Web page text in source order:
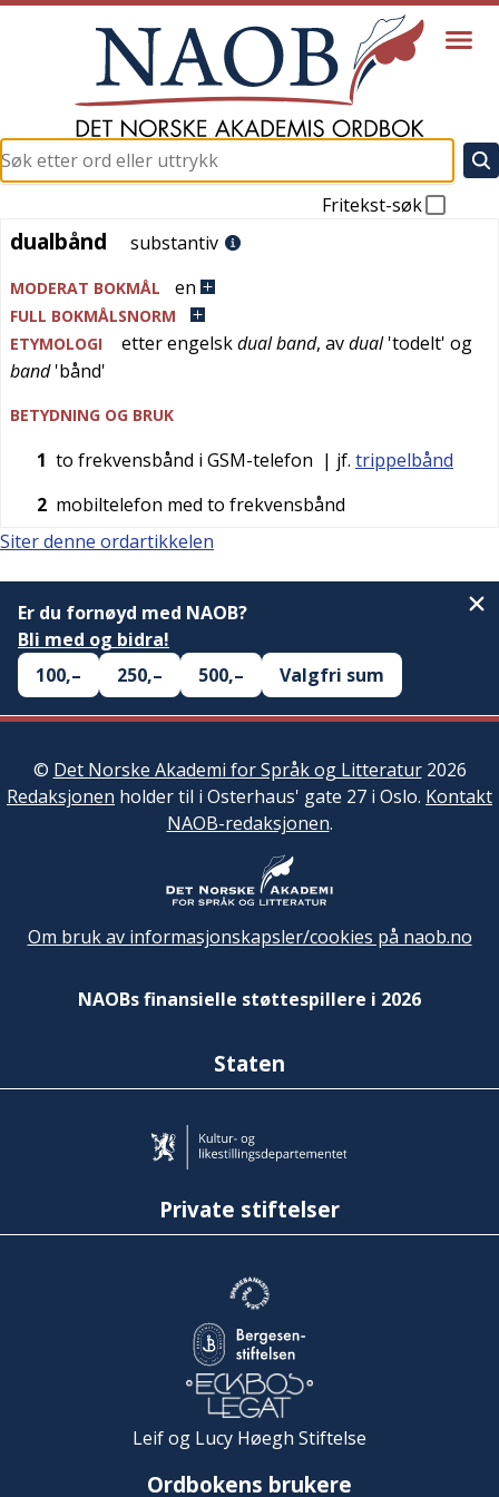
Fritekst-søk
dualbånd
dualbånd substantiv
MODERAT BOKMÅL en
FULL BOKMÅLSNORM
ETYMOLOGI
etterengelskdual band, avdual'todelt' og
band'bånd'
BETYDNING OG BRUK
1 to frekvensbånd i GSM-telefon | jf. trippelbånd
2 mobiltelefon med to frekvensbånd
Siter denne ordartikkelen
Er du fornøyd med NAOB?
Bli med og bidra!
100,–
250,– 500,– Valgfri sum
© Det Norske Akademi for Språk og Litteratur2026
Redaksjonen holder til i Osterhaus' gate 27 i Oslo. Kontakt
NAOB-redaksjonen.
Om bruk av informasjonskapsler/cookies på naob.no
NAOBs finansielle støttespillere i 2026
Staten
Private stiftelser
Leif og Lucy Høegh Stiftelse
Ordbokens brukere